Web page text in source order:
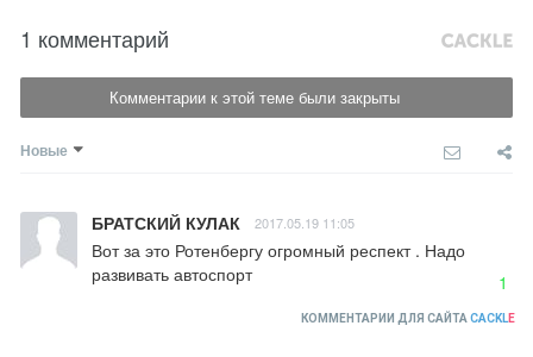
1 комментарий
Комментарии к этой теме были закрыты
Новые
БРАТСКИЙ КУЛАК 2017.05.19 11:05
Вот за это Ротенбергу огромный респект . Надо
развивать автоспорт
1
КОММЕНТАРИИ ДЛЯ САЙТА CACKLE